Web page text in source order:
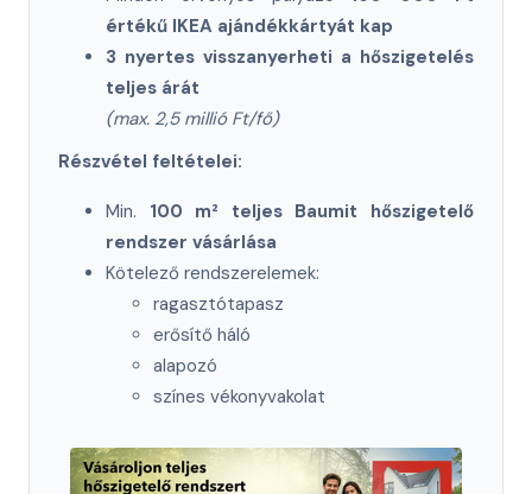
értékű IKEA ajándékkártyát kap
3 nyertes visszanyerheti a hőszigetelés
teljes árát
(max. 2,5 millió Ft/fő)
Részvétel feltételei:
Min. 100 m² teljes Baumit hőszigetelő
rendszer vásárlása
Kötelező rendszerelemek:
ragasztótapasz
erősítő háló
alapozó
színes vékonyvakolat